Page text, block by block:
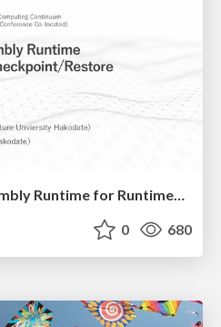
Self-Hosted WebAssembly Runtime for Runtime-Neutral Checkpoint/Restore in Edge–Cloud Continuum
0 680